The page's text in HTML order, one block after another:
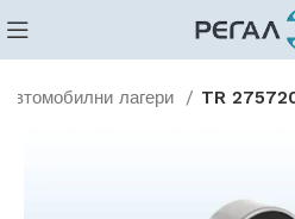
Автомобилни лагери TR